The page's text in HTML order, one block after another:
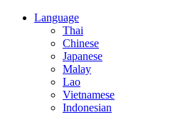
Language
Thai
Chinese
Japanese
Malay
Lao
Vietnamese
Indonesian